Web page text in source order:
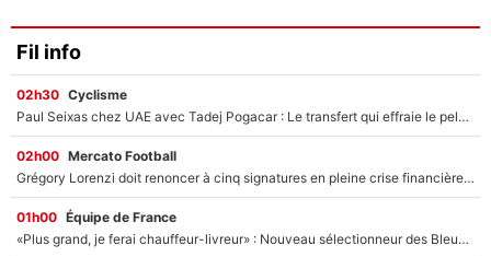
Fil info
02h30 Cyclisme
Paul Seixas chez UAE avec Tadej Pogacar : Le transfert qui effraie le peloton, «c’est la pire des choses qui puisse arriver»
02h00 Mercato Football
Grégory Lorenzi doit renoncer à cinq signatures en pleine crise financière : L’IA propose sept noms à l’OM pour un mercato réussi... à seulement 5M€ !
01h00 Équipe de France
«Plus grand, je ferai chauffeur-livreur» : Nouveau sélectionneur des Bleus, Zinédine Zidane s’était imaginé un avenir très différent lorsqu'il était enfant